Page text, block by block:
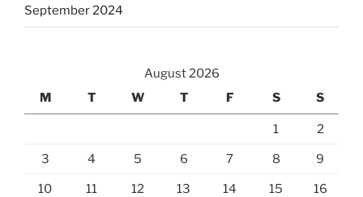
September 2024
August 2026
M
T W T F S S
1 2
3 4 5 6 7 8 9
10 11 12 13 14 15 16